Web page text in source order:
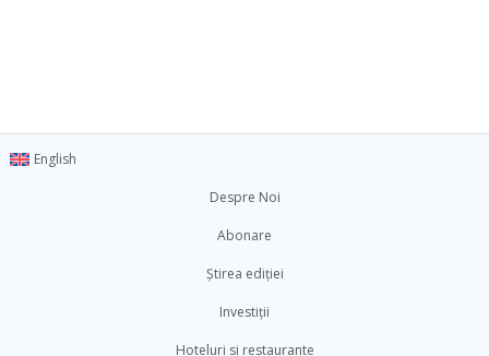
English
Despre Noi
Abonare
Știrea ediției
Investiții
Hoteluri si restaurante